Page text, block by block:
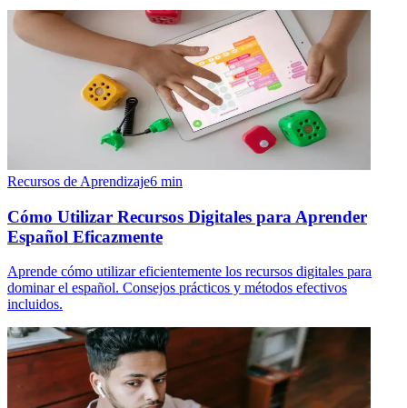
Recursos de Aprendizaje6 min
Cómo Utilizar Recursos Digitales para Aprender
Español Eficazmente
Aprende cómo utilizar eficientemente los recursos digitales para
dominar el español. Consejos prácticos y métodos efectivos
incluidos.